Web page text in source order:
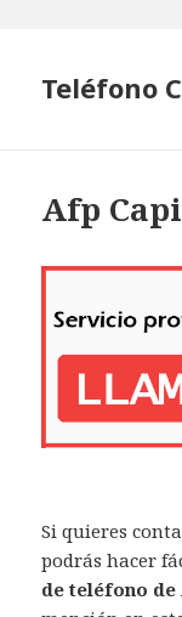
Teléfono
Afp
Si quieres
podrás hacer
de teléfono